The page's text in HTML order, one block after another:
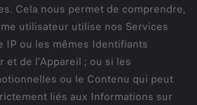
Cela nous permet de comprendre,
utilisateur utilise nos Services
IP ou les mêmes Identifiants
et de l'Appareil ; ou si les
ou le Contenu qui peut
liés aux Informations sur